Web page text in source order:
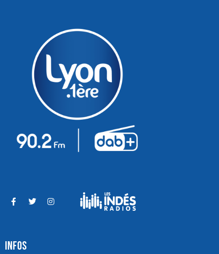
INFOS